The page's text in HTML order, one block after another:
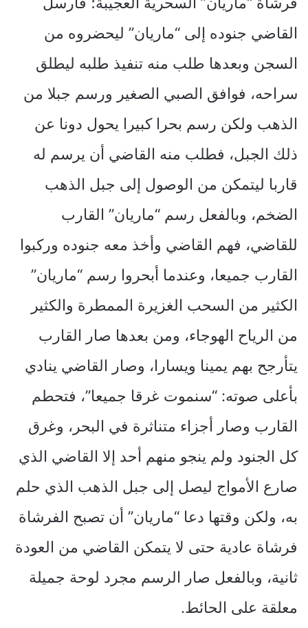
القاضي جنوده إلى “ماريان” ليحضروه من
السجن وبعدها طلب منه تنفيذ طلبه ليطلق
سراحه، فوافق الصبي الصغير ورسم جبلا من
الذهب ولكن رسم بحرا كبيرا يحول دونا عن
ذلك الجبل، فطلب منه القاضي أن يرسم له
قاربا ليتمكن من الوصول إلى جبل الذهب
الضخم، وبالفعل رسم “ماريان” القارب
للقاضي، فهم القاضي وأخذ معه جنوده وركبوا
القارب جميعا، وعندما أبحروا رسم “ماريان”
الكثير من السحب الغزيرة الممطرة والكثير
من الرياح الهوجاء، ومن بعدها صار القارب
يتأرجح بهم يمينا ويسارا، وصار القاضي ينادي
بأعلى صوته: “سنموت غرقا جميعا”، فتحطم
القارب وصار أجزاء متناثرة في البحر، وغرق
كل الجنود ولم ينجو منهم أحد إلا القاضي الذي
صارع الأمواج ليصل إلى جبل الذهب الذي حلم
به، ولكن وقتها دعا “ماريان” أن تصبح الفرشاة
فرشاة عادية حتى لا يتمكن القاضي من العودة
ثانية، وبالفعل صار الرسم مجرد لوحة جميلة
معلقة على الحائط.